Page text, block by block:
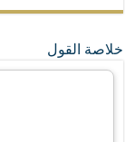
خلاصة القول